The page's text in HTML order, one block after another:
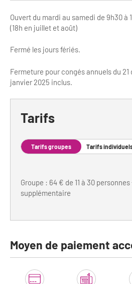
Améliorer la qualité
Accessibilité
Se former et s'informer à l'Accessibilité
Nos publics en situation de handicap
Annuaire accessibilité
S'investir dans le label
L'organisation des visites
Logistique
Agences Réceptives et
Guides et interprètes
Services, Wifi, cartes
Destination Groupes
Magazine Paris Region
Inscription à la newsletter
Grands Evènements
Ouvert du mardi au samedi de 9h30 à
(18h en juillet et août)
Fermé les jours fériés.
Fermeture pour congés annuels du
janvier 2025 inclus.
Tarifs
Tarifs groupes Tarifs
Groupe : 64 € de 11 à 30
supplémentaire
Moyen de paiement